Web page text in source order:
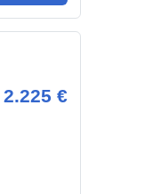
2.225 €